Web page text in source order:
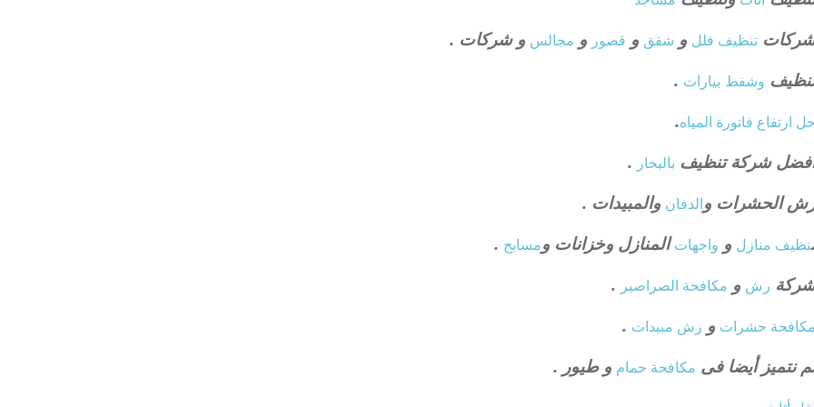
تنظيف فلل و شقق و قصور و مجالس و شركات .
وشفط بيارات .
حل ارتفاع فاتورة المياه.
شركة تنظيف بالبخار .
الحشرات والدفان والمبيدات .
نظيف منازل و واجهاتالمنازل وخزانات ومسابح .
رش و مكافحة الصراصير .
مكافحة حشرات و رش مبيدات .
نتميز أيضا فى مكافحة حمام و طيور .